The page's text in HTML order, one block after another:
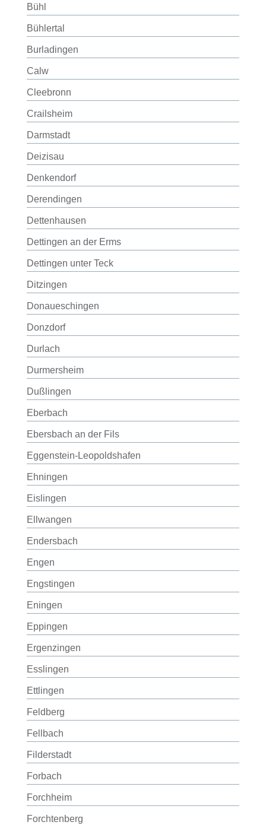
Bühl
Bühlertal
Burladingen
Calw
Cleebronn
Crailsheim
Darmstadt
Deizisau
Denkendorf
Derendingen
Dettenhausen
Dettingen an der Erms
Dettingen unter Teck
Ditzingen
Donaueschingen
Donzdorf
Durlach
Durmersheim
Dußlingen
Eberbach
Ebersbach an der Fils
Eggenstein-Leopoldshafen
Ehningen
Eislingen
Ellwangen
Endersbach
Engen
Engstingen
Eningen
Eppingen
Ergenzingen
Esslingen
Ettlingen
Feldberg
Fellbach
Filderstadt
Forbach
Forchheim
Forchtenberg